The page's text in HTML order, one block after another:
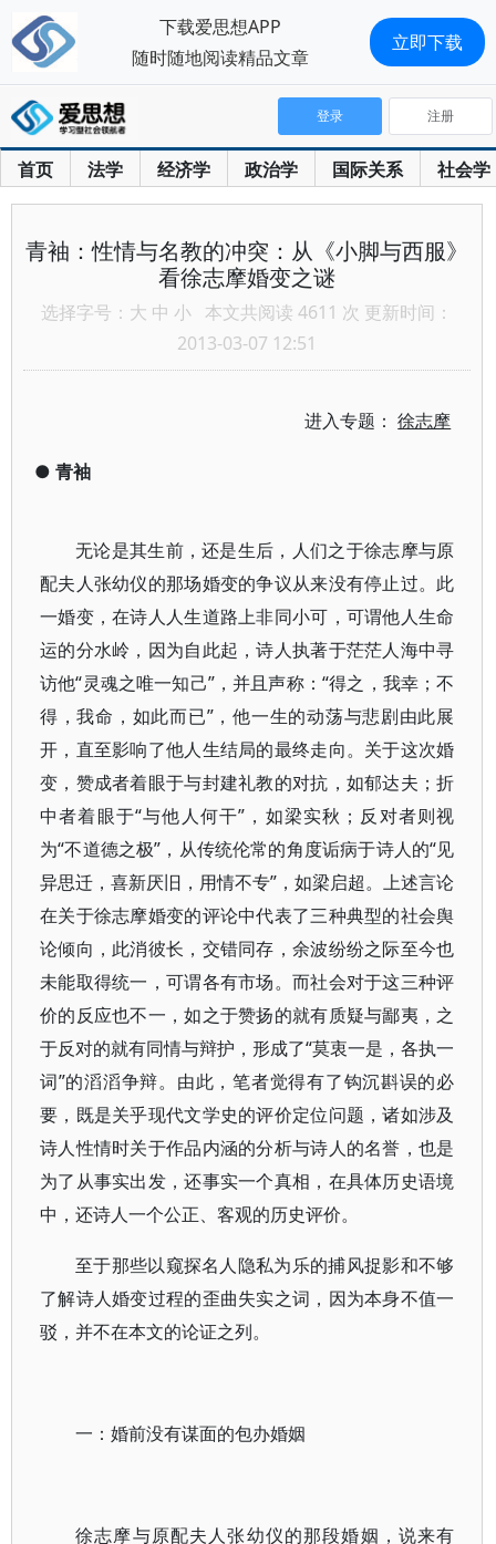
首页 法学 经济学 政治学 国际关系 社会学
登录 注册
青袖：性情与名教的冲突：从《小脚与西服》
看徐志摩婚变之谜
选择字号： 大 中 小 本文共阅读 4611 次 更新时间：
2013-03-07 12:51
进入专题：徐志摩
● 青袖
无论是其生前，还是生后，人们之于徐志摩与原
配夫人张幼仪的那场婚变的争议从来没有停止过。此
一婚变，在诗人人生道路上非同小可，可谓他人生命
运的分水岭，因为自此起，诗人执著于茫茫人海中寻
访他“灵魂之唯一知己”，并且声称：“得之，我幸；不
得，我命，如此而已”，他一生的动荡与悲剧由此展
开，直至影响了他人生结局的最终走向。关于这次婚
变，赞成者着眼于与封建礼教的对抗，如郁达夫；折
中者着眼于“与他人何干”，如梁实秋；反对者则视
为“不道德之极”，从传统伦常的角度诟病于诗人的“见
异思迁，喜新厌旧，用情不专”，如梁启超。上述言论
在关于徐志摩婚变的评论中代表了三种典型的社会舆
论倾向，此消彼长，交错同存，余波纷纷之际至今也
未能取得统一，可谓各有市场。而社会对于这三种评
价的反应也不一，如之于赞扬的就有质疑与鄙夷，之
于反对的就有同情与辩护，形成了“莫衷一是，各执一
词”的滔滔争辩。由此，笔者觉得有了钩沉斟误的必
要，既是关乎现代文学史的评价定位问题，诸如涉及
诗人性情时关于作品内涵的分析与诗人的名誉，也是
为了从事实出发，还事实一个真相，在具体历史语境
中，还诗人一个公正、客观的历史评价。
至于那些以窥探名人隐私为乐的捕风捉影和不够
了解诗人婚变过程的歪曲失实之词，因为本身不值一
驳，并不在本文的论证之列。
一：婚前没有谋面的包办婚姻
徐志摩与原配夫人张幼仪的那段婚姻，说来有
下载爱思想APP
随时随地阅读精品文章
立即下载